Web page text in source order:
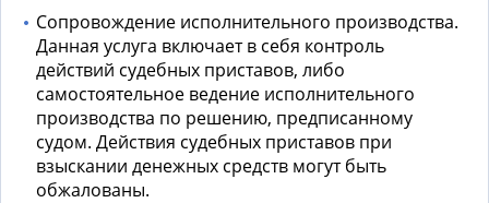
Сопровождение исполнительного производства.
Данная услуга включает в себя контроль
действий судебных приставов, либо
самостоятельное ведение исполнительного
производства по решению, предписанному
судом. Действия судебных приставов при
взыскании денежных средств могут быть
обжалованы.